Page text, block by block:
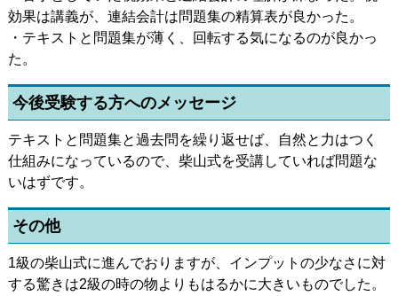
効果は講義が、連結会計は問題集の精算表が良かった。
・テキストと問題集が薄く、回転する気になるのが良かっ
た。
今後受験する方へのメッセージ
テキストと問題集と過去問を繰り返せば、自然と力はつく
仕組みになっているので、柴山式を受講していれば問題な
いはずです。
その他
1級の柴山式に進んでおりますが、インプットの少なさに対
する驚きは2級の時の物よりもはるかに大きいものでした。